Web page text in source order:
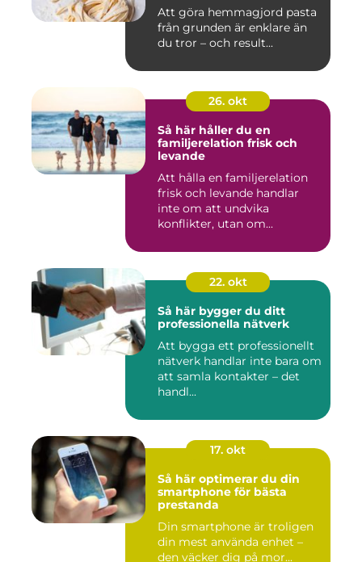
Att göra hemmagjord pasta
från grunden är enklare än
du tror – och result...
26. okt
Så här håller du en
familjerelation frisk och
levande
Att hålla en familjerelation
frisk och levande handlar
inte om att undvika
konflikter, utan om...
22. okt
Så här bygger du ditt
professionella nätverk
Att bygga ett professionellt
nätverk handlar inte bara om
att samla kontakter – det
handl...
17. okt
Så här optimerar du din
smartphone för bästa
prestanda
Din smartphone är troligen
din mest använda enhet –
den väcker dig på mor...